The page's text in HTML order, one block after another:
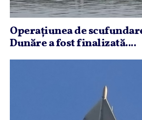
Operaţiunea de
Dunăre a fost finalizată....